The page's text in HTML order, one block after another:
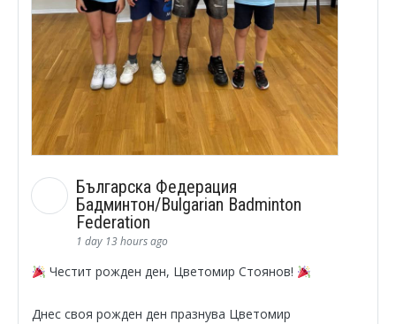
Българска Федерация
Бадминтон/Bulgarian Badminton
Federation
1 day 13 hours ago
Честит рожден ден, Цветомир Стоянов!
Днес своя рожден ден празнува Цветомир